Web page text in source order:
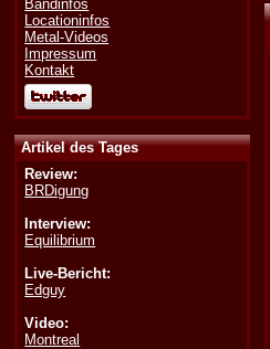
Bandinfos
Locationinfos
Metal-Videos
Impressum
Kontakt
Artikel des Tages
Review:
BRDigung
Interview:
Equilibrium
Live-Bericht:
Edguy
Video:
Montreal